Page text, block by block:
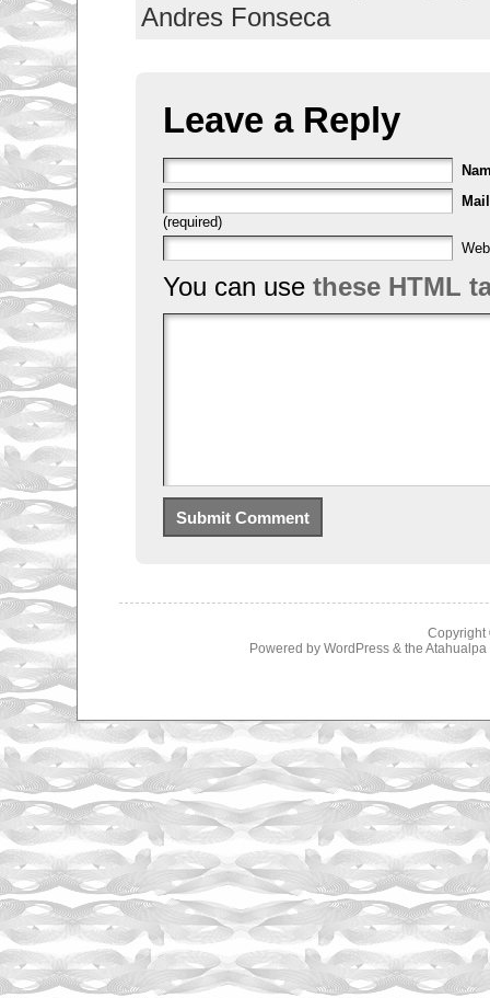
Andres Fonseca
Leave a Reply
Mail
(required)
You can use these HTML
Copyright
Powered by WordPress& the Atahualpa